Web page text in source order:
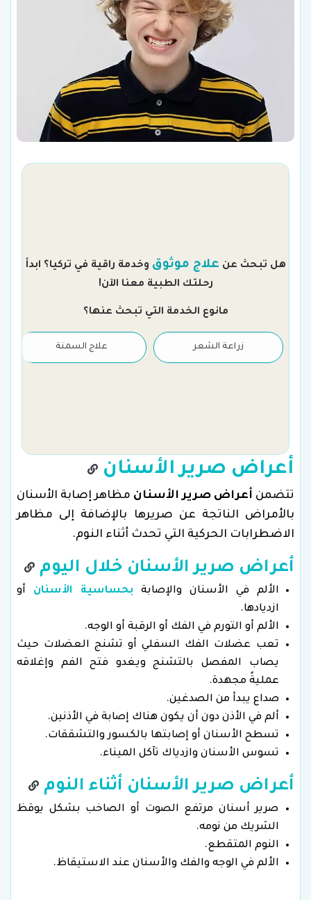
هل تبحث عن علاج موثوق وخدمة راقية في تركيا؟ ابدأ
رحلتك الطبية معنا الآن!
مانوع الخدمة التي تبحث عنها؟
زراعة الشعر علاج السمنة
أعراض صرير الأسنان
تتضمن أعراض صرير الأسنان مظاهر إصابة الأسنان
بالأمراض الناتجة عن صريرها بالإضافة إلى مظاهر
الاضطرابات الحركية التي تحدث أثناء النوم.
أعراض صرير الأسنان خلال اليوم
الألم في الأسنان والإصابة بحساسية الأسنان أو
ازديادها.
الألم أو التورم في الفك أو الرقبة أو الوجه.
تعب عضلات الفك السفلي أو تشنج العضلات حيث
يصاب المفصل بالتشنج ويغدو فتح الفم وإغلاقه
عمليةً مجهدة.
صداع يبدأ من الصدغين.
ألم في الأذن دون أن يكون هناك إصابة في الأذنين.
تسطح الأسنان أو إصابتها بالكسور والتشققات.
تسوس الأسنان وازدياك تآكل الميناء.
أعراض صرير الأسنان أثناء النوم
صرير أسنان مرتفع الصوت أو الصاخب بشكل يوقظ
الشريك من نومه.
النوم المتقطع.
الألم في الوجه والفك والأسنان عند الاستيقاظ.